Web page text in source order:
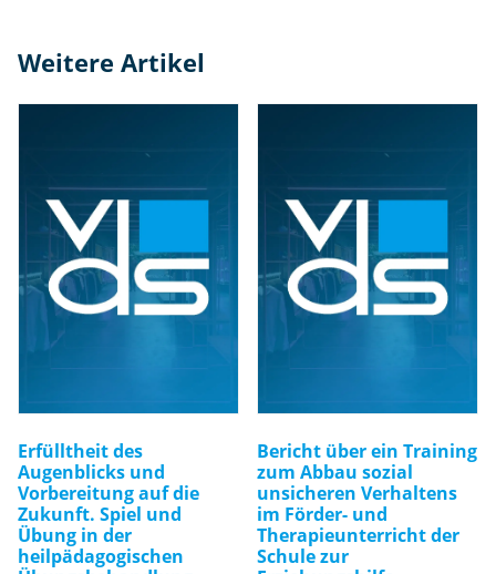
Weitere Artikel
Erfülltheit des
Augenblicks und
Vorbereitung auf die
Zukunft. Spiel und
Übung in der
heilpädagogischen
Bericht über ein Training
zum Abbau sozial
unsicheren Verhaltens
im Förder- und
Therapieunterricht der
Schule zur